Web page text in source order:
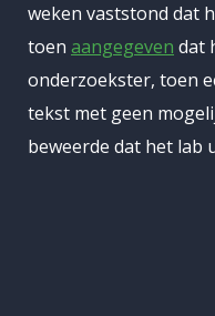
weken vaststond dat
toen aangegeven dat
onderzoekster, toen
tekst met geen
beweerde dat het lab